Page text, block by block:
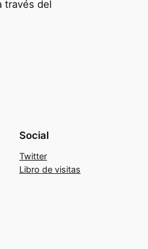
través del
Social
Twitter
Libro de visitas